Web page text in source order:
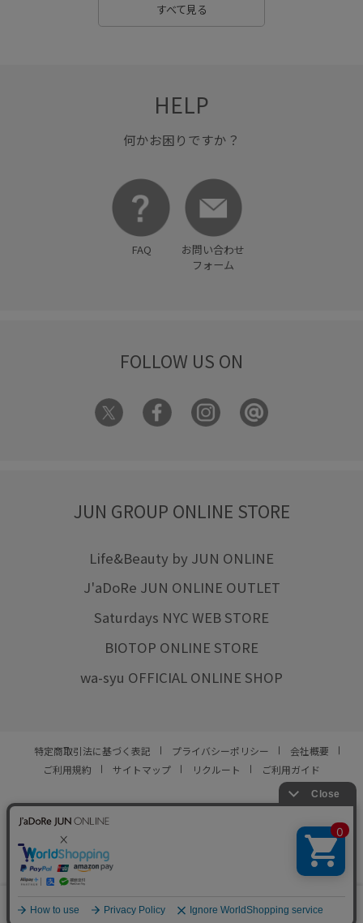
0
すべて見る
HELP
何かお困りですか？
FAQ
お問い合わせ
フォーム
FOLLOW US ON
JUN GROUP ONLINE STORE
Life&Beauty by JUN ONLINE
J'aDoRe JUN ONLINE OUTLET
Saturdays NYC WEB STORE
BIOTOP ONLINE STORE
wa-syu OFFICIAL ONLINE SHOP
特定商取引法に基づく表記 プライバシーポリシー
会社概要
ご利用規約
サイトマップ リクルート ご利用ガイド
© JUN CO.,LTD. ALL RIGHTS RESERVED.